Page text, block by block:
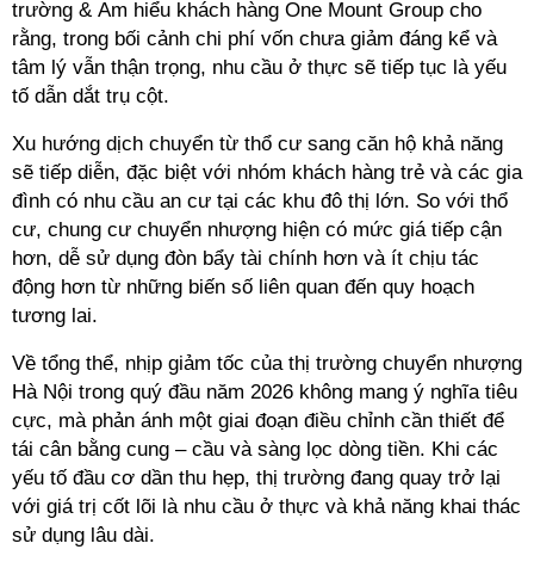
trường & Am hiểu khách hàng One Mount Group cho
rằng, trong bối cảnh chi phí vốn chưa giảm đáng kể và
tâm lý vẫn thận trọng, nhu cầu ở thực sẽ tiếp tục là yếu
tố dẫn dắt trụ cột.
Xu hướng dịch chuyển từ thổ cư sang căn hộ khả năng
sẽ tiếp diễn, đặc biệt với nhóm khách hàng trẻ và các gia
đình có nhu cầu an cư tại các khu đô thị lớn. So với thổ
cư, chung cư chuyển nhượng hiện có mức giá tiếp cận
hơn, dễ sử dụng đòn bẩy tài chính hơn và ít chịu tác
động hơn từ những biến số liên quan đến quy hoạch
tương lai.
Về tổng thể, nhịp giảm tốc của thị trường chuyển nhượng
Hà Nội trong quý đầu năm 2026 không mang ý nghĩa tiêu
cực, mà phản ánh một giai đoạn điều chỉnh cần thiết để
tái cân bằng cung – cầu và sàng lọc dòng tiền. Khi các
yếu tố đầu cơ dần thu hẹp, thị trường đang quay trở lại
với giá trị cốt lõi là nhu cầu ở thực và khả năng khai thác
sử dụng lâu dài.